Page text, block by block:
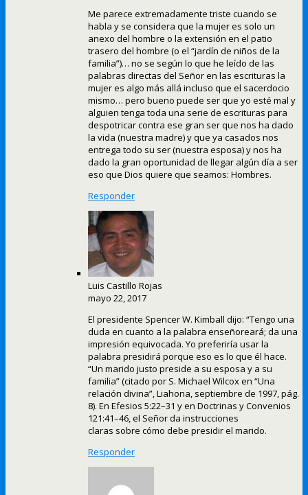
Me parece extremadamente triste cuando se
habla y se considera que la mujer es solo un
anexo del hombre o la extensión en el patio
trasero del hombre (o el “jardín de niños de la
familia”)… no se según lo que he leído de las
palabras directas del Señor en las escrituras la
mujer es algo más allá incluso que el sacerdocio
mismo… pero bueno puede ser que yo esté mal y
alguien tenga toda una serie de escrituras para
despotricar contra ese gran ser que nos ha dado
la vida (nuestra madre) y que ya casados nos
entrega todo su ser (nuestra esposa) y nos ha
dado la gran oportunidad de llegar algún día a ser
eso que Dios quiere que seamos: Hombres.
Responder
Luis Castillo Rojas
mayo 22, 2017
El presidente Spencer W. Kimball dijo: “Tengo una
duda en cuanto a la palabra enseñoreará; da una
impresión equivocada. Yo preferiría usar la
palabra presidirá porque eso es lo que él hace.
“Un marido justo preside a su esposa y a su
familia” (citado por S. Michael Wilcox en “Una
relación divina”, Liahona, septiembre de 1997, pág.
8). En Efesios 5:22–31 y en Doctrinas y Convenios
121:41–46, el Señor da instrucciones
claras sobre cómo debe presidir el marido.
Responder